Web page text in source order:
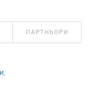
ПАРТНЬОРИ